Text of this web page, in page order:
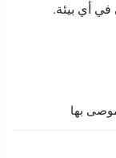
في أي بيئة.
بها